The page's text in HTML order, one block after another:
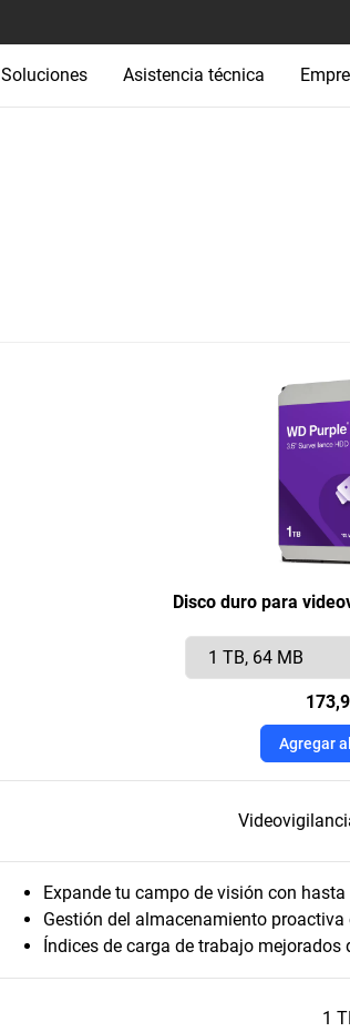
Soluciones Asistencia técnica
Disco duro para
Agregar
Expande tu campo de visión con
Gestión del almacenamiento proactiva
Índices de carga de trabajo
1